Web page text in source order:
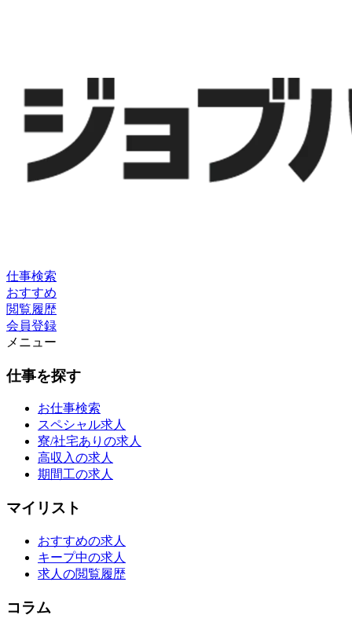
仕事検索
おすすめ
閲覧履歴
会員登録
メニュー
仕事を探す
お仕事検索
スペシャル求人
寮/社宅ありの求人
高収入の求人
期間工の求人
マイリスト
おすすめの求人
キープ中の求人
求人の閲覧履歴
コラム